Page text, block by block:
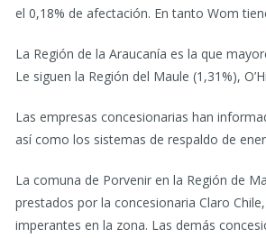
el 0,18% de afectación. En tanto Wom
La Región de la Araucanía es la que
Le siguen la Región del Maule (1,31%),
Las empresas concesionarias han
así como los sistemas de respaldo de
La comuna de Porvenir en la Región de
prestados por la concesionaria Claro
imperantes en la zona. Las demás